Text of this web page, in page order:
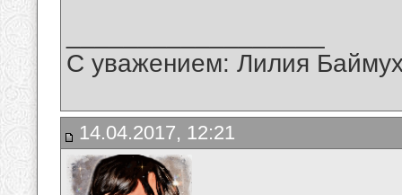
С уважением: Лилия
14.04.2017, 12:21